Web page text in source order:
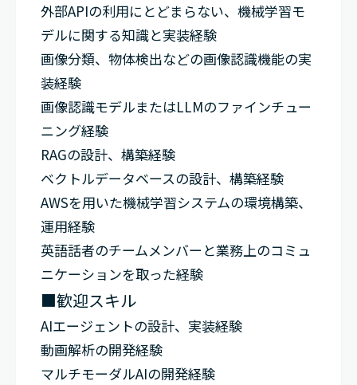
外部APIの利用にとどまらない、機械学習モ
デルに関する知識と実装経験
画像分類、物体検出などの画像認識機能の実
装経験
画像認識モデルまたはLLMのファインチュー
ニング経験
RAGの設計、構築経験
ベクトルデータベースの設計、構築経験
AWSを用いた機械学習システムの環境構築、
運用経験
英語話者のチームメンバーと業務上のコミュ
ニケーションを取った経験
■歓迎スキル
AIエージェントの設計、実装経験
動画解析の開発経験
マルチモーダルAIの開発経験